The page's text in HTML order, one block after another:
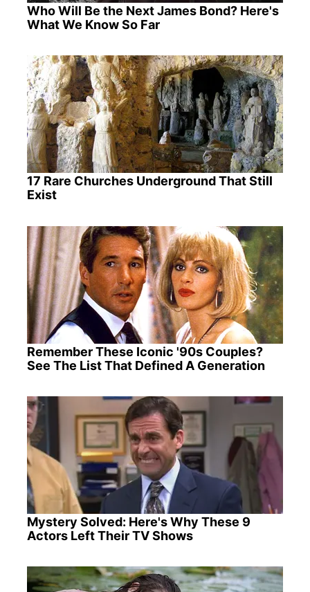
Who Will Be the Next James Bond? Here's
What We Know So Far
17 Rare Churches Underground That Still
Exist
Remember These Iconic '90s Couples?
See The List That Defined A Generation
Mystery Solved: Here's Why These 9
Actors Left Their TV Shows